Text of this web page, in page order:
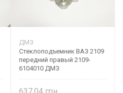
ДМЗ
Стеклоподъемник ВАЗ 2109
передний правый 2109-
6104010 ДМЗ